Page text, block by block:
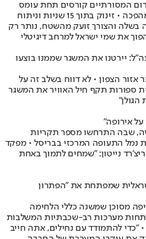
המסורתיים קורסים תחת עומס
האירועים, גישת ה-DFR מציעה מהפכה • זינוק בתוך 15 שניות וניתוח
בשלה והצורך זועק מהשטח, נותר רק
את שמי ישראל למרחב דיגיטלי
יירטנו את המשגר שממנו בוצעו
אזור הצפון • לא דווח בשלב זה על
ספורות תקף חיל האוויר את המשגר
הגולן"
אירופה"
שבה התרחשו מספר תקריות
נמל התעופה המרכזי בבריסל • מפקד
נייטון: "שמחים לתמוך באחת
שמפתחת את "הפתרון
מסוכן שמשנה כללי הלחימה
מערכות רב-שכבתיות המשלבות
• "כדי להתמודד עם נחילים, אתה חייב